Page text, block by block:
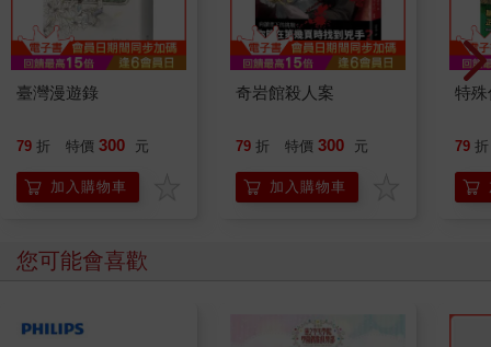
臺灣漫遊錄
79 折 特價 300 元
加入購物車
奇岩館殺人案
79 折 特價 300 元
加入購物車
特
79 折
您可能會喜歡